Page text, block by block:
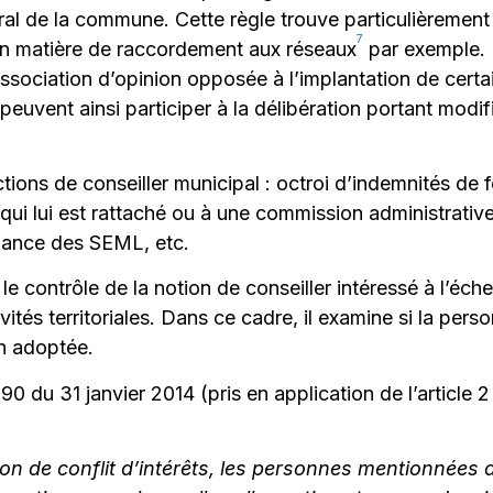
de la commune. Cette règle trouve
matière de raccordement aux réseaux7 par exemple.
d’opinion opposée à l’implantation de
ainsi participer à la délibération portant
de conseiller municipal : octroi d’indemnités
lui est rattaché ou à une commission
des SEML, etc.
contrôle de la notion de conseiller intéressé à
territoriales. Dans ce cadre, il examine si la
adoptée.
du 31 janvier 2014 (pris en application de
de conflit d’intérêts, les personnes